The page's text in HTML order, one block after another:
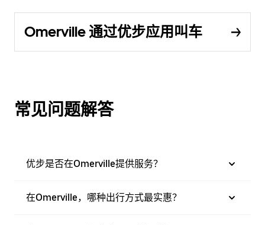
Omerville 通过优步应用叫车
常见问题解答
优步是否在Omerville提供服务？
在Omerville，哪种出行方式最实惠？